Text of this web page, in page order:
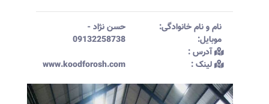
نام و نام خانوادگی:‌ حسن نژاد -
موبایل:‌
09132258738
آدرس :‌
لینک :‌
www.koodforosh.com